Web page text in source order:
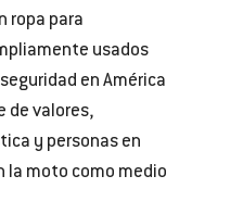
ropa para
usados
en América
de valores,
y personas en
la moto como medio